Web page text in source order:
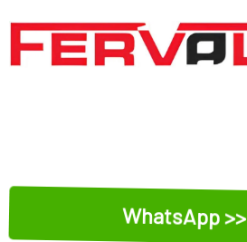
WhatsApp >>